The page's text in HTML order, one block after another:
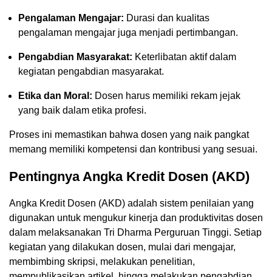
Pengalaman Mengajar: Durasi dan kualitas
pengalaman mengajar juga menjadi pertimbangan.
Pengabdian Masyarakat: Keterlibatan aktif dalam
kegiatan pengabdian masyarakat.
Etika dan Moral: Dosen harus memiliki rekam jejak
yang baik dalam etika profesi.
Proses ini memastikan bahwa dosen yang naik pangkat
memang memiliki kompetensi dan kontribusi yang sesuai.
Pentingnya Angka Kredit Dosen (AKD)
Angka Kredit Dosen (AKD) adalah sistem penilaian yang
digunakan untuk mengukur kinerja dan produktivitas dosen
dalam melaksanakan Tri Dharma Perguruan Tinggi. Setiap
kegiatan yang dilakukan dosen, mulai dari mengajar,
membimbing skripsi, melakukan penelitian,